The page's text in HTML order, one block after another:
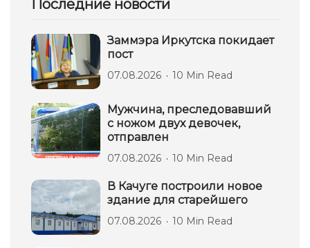
Последние новости
Заммэра Иркутска покидает
пост
07.08.2026 10 Min Read
Мужчина, преследовавший
с ножом двух девочек,
отправлен
07.08.2026 10 Min Read
В Качуге построили новое
здание для старейшего
07.08.2026 10 Min Read